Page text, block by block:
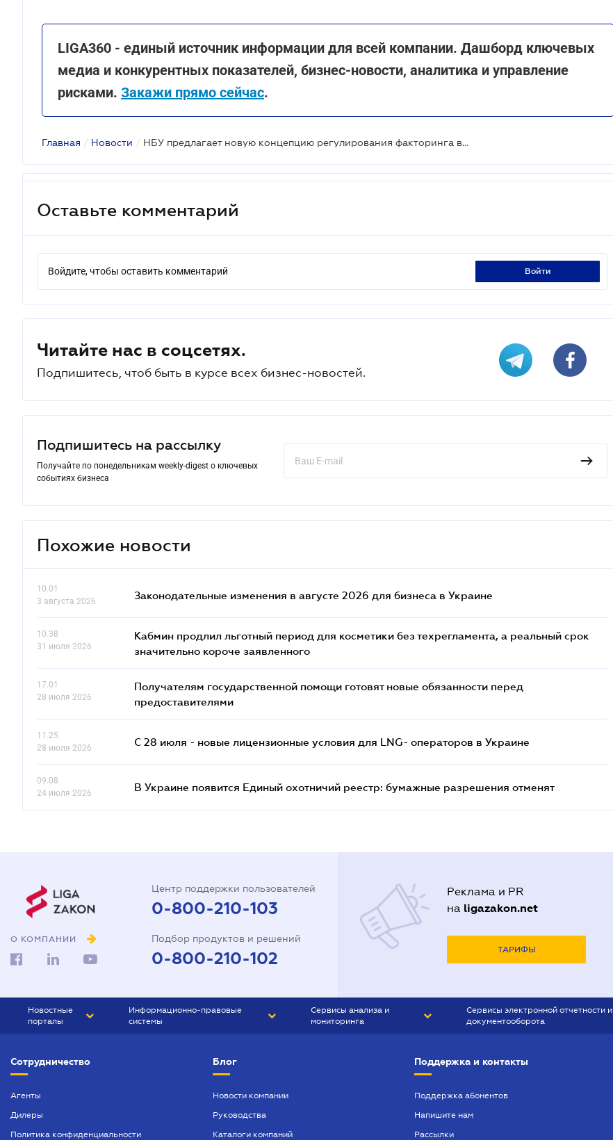
LIGA360 - единый источник информации для всей компании. Дашборд ключевых
медиа и конкурентных показателей, бизнес-новости, аналитика и управление
рисками. Закажи прямо сейчас.
Главная / Новости / НБУ предлагает новую концепцию регулирования факторинга в Украине
Оставьте комментарий
Войдите, чтобы оставить комментарий войти
Читайте нас в соцсетях.
Подпишитесь, чтоб быть в курсе всех бизнес-новостей.
Подпишитесь на рассылку
Получайте по понедельникам weekly-digest о ключевых
событиях бизнеса
Похожие новости
10.01
3 августа 2026
Законодательные изменения в августе 2026 для бизнеса в Украине
10.38
31 июля 2026
Кабмин продлил льготный период для косметики без техрегламента, а реальный срок
значительно короче заявленного
17.01
28 июля 2026
Получателям государственной помощи готовят новые обязанности перед
предоставителями
11.25
28 июля 2026
С 28 июля - новые лицензионные условия для LNG- операторов в Украине
09.08
24 июля 2026
В Украине появится Единый охотничий реестр: бумажные разрешения отменят
О КОМПАНИИ
Центр поддержки пользователей
0-800-210-103
Подбор продуктов и решений
0-800-210-102
Реклама и PR
на ligazakon.net
ТАРИФЫ
Новостные
порталы
БИЗНЕС
Информационно-правовые
системы
БУХГАЛТЕР ПРОФ
Сервисы анализа и
мониторинга
Сервисы электронной отчетности и
документооборота
Сотрудничество
Агенты
Дилеры
Политика конфиденциальности
Блог
Новости компании
Руководства
Каталоги компаний
Поддержка и контакты
Поддержка абонентов
Напишите нам
Рассылки